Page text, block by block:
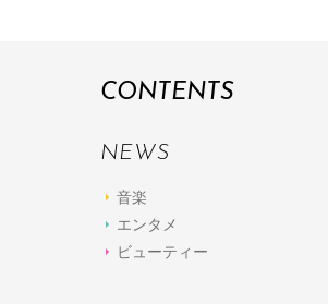
CONTENTS
NEWS
音楽
エンタメ
ビューティー